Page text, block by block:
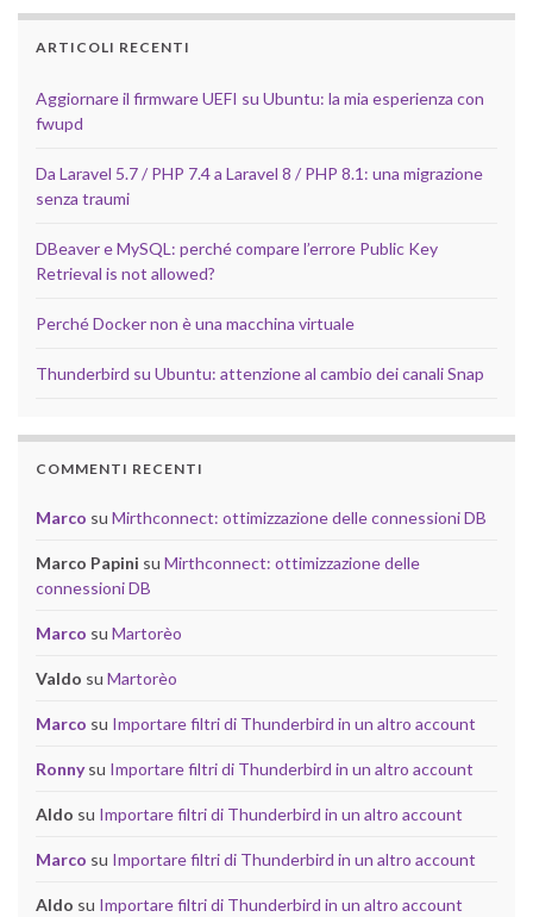
ARTICOLI RECENTI
Aggiornare il firmware UEFI su Ubuntu: la mia esperienza con
fwupd
Da Laravel 5.7 / PHP 7.4 a Laravel 8 / PHP 8.1: una migrazione
senza traumi
DBeaver e MySQL: perché compare l’errore Public Key
Retrieval is not allowed?
Perché Docker non è una macchina virtuale
Thunderbird su Ubuntu: attenzione al cambio dei canali Snap
COMMENTI RECENTI
Marco su Mirthconnect: ottimizzazione delle connessioni DB
Marco Papini su Mirthconnect: ottimizzazione delle
connessioni DB
Marco su Martorèo
Valdo su Martorèo
Marco su Importare filtri di Thunderbird in un altro account
Ronnysu Importare filtri di Thunderbird in un altro account
Aldo su Importare filtri di Thunderbird in un altro account
Marco su Importare filtri di Thunderbird in un altro account
Aldo su Importare filtri di Thunderbird in un altro account